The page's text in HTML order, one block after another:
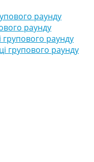
раунду
раунду
групового раунду
групового раунду